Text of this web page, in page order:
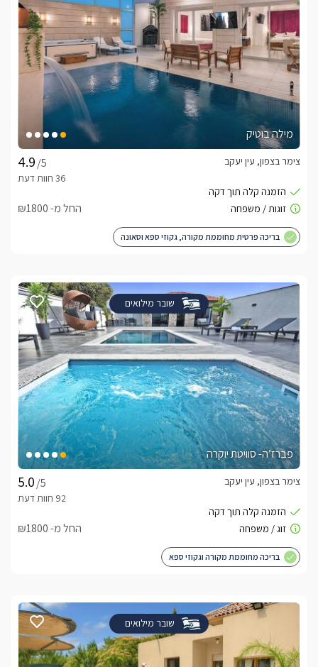
מילה בוטיק
/5
צימר בצפון, עין יעקב
החל מ- ₪1800
בריכה פרטית מחוממת מקורה, גקוזי ספא וסאונה
שובר מילואים
פברז’ה- סוויטת יוקרה
/5
צימר בצפון, עין יעקב
החל מ- ₪1800
בריכה מחוממת מקורה וגקוזי ספא
שובר מילואים